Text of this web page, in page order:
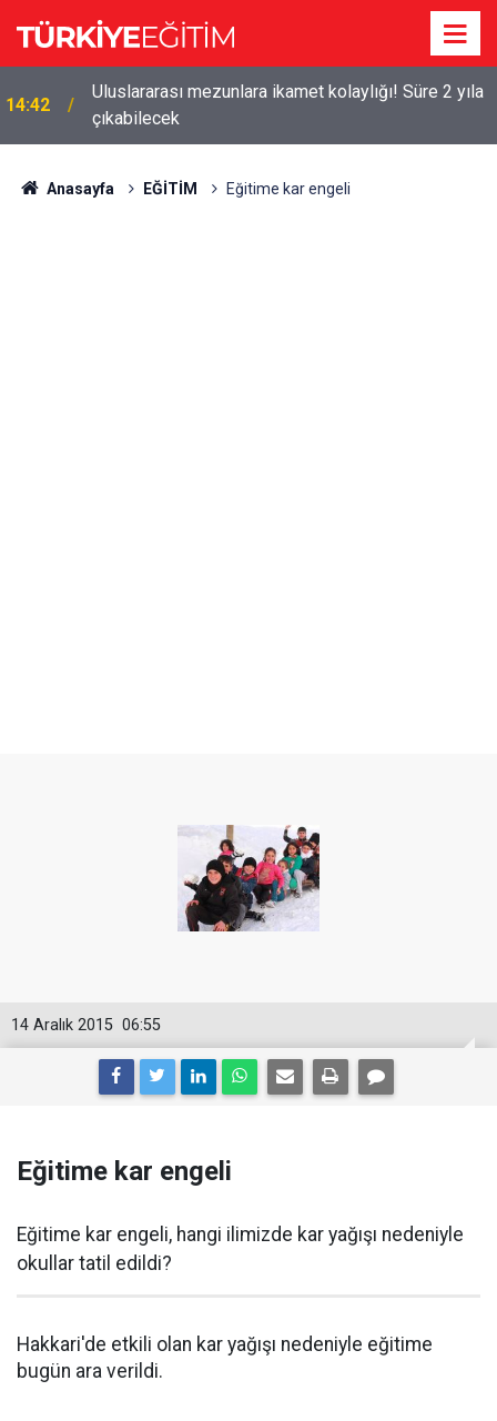
14:42
Uluslararası mezunlara ikamet kolaylığı! Süre 2 yıla
çıkabilecek
Anasayfa EĞİTİM Eğitime kar engeli
06:55
14 Aralık 2015
Eğitime kar engeli
Eğitime kar engeli, hangi ilimizde kar yağışı nedeniyle
okullar tatil edildi?
Hakkari'de etkili olan kar yağışı nedeniyle eğitime
bugün ara verildi.